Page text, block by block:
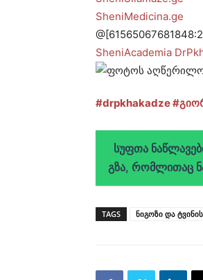
SheniMedicina.ge
SheniAcademia
#drpkhakadze
სუფთა
გზა, რომლითაც
TAGS ნიგოზი და